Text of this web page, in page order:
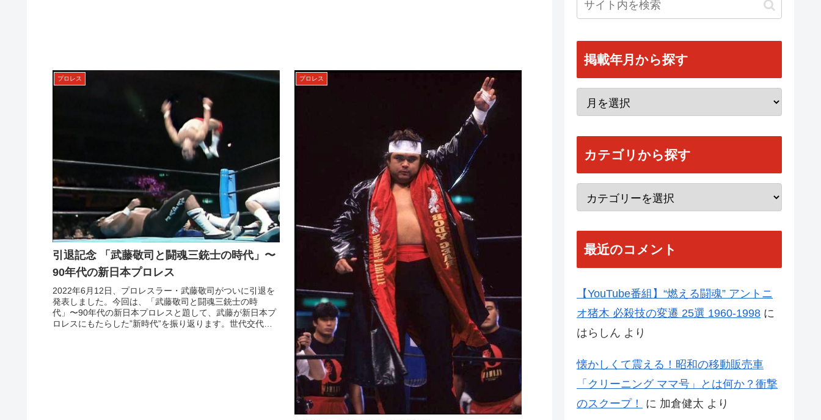
プロレス
引退記念 「武藤敬司と闘魂三銃士の時代」〜
90年代の新日本プロレス
2022年6月12日、プロレスラー・武藤敬司がついに引退を
発表しました。今回は、「武藤敬司と闘魂三銃士の時
代」〜90年代の新日本プロレスと題して、武藤が新日本プ
ロレスにもたらした”新時代”を振り返ります。世代交代・
プロレス
掲載年月から探す
カテゴリから探す
最近のコメント
【YouTube番組】“燃える闘魂” アントニ
オ猪木 必殺技の変遷 25選 1960-1998 に
はらしん より
懐かしくて震える！昭和の移動販売車
「クリーニング ママ号」とは何か？衝撃
のスクープ！
に 加倉健太 より